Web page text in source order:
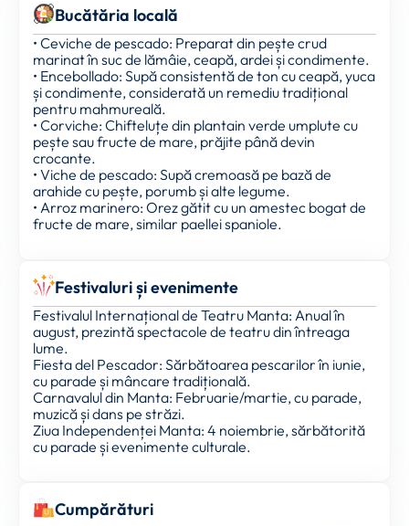
Bucătăria locală
• Ceviche de pescado: Preparat din pește crud
marinat în suc de lămâie, ceapă, ardei și condimente.
• Encebollado: Supă consistentă de ton cu ceapă, yuca
și condimente, considerată un remediu tradițional
pentru mahmureală.
• Corviche: Chifteluțe din plantain verde umplute cu
pește sau fructe de mare, prăjite până devin
crocante.
• Viche de pescado: Supă cremoasă pe bază de
arahide cu pește, porumb și alte legume.
• Arroz marinero: Orez gătit cu un amestec bogat de
fructe de mare, similar paellei spaniole.
Festivaluri și evenimente
Festivalul Internațional de Teatru Manta: Anual în
august, prezintă spectacole de teatru din întreaga
lume.
Fiesta del Pescador: Sărbătoarea pescarilor în iunie,
cu parade și mâncare tradițională.
Carnavalul din Manta: Februarie/martie, cu parade,
muzică și dans pe străzi.
Ziua Independenței Manta: 4 noiembrie, sărbătorită
cu parade și evenimente culturale.
Cumpărături